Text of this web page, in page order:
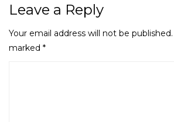
Leave a Reply
Your email address will not be published.
marked *